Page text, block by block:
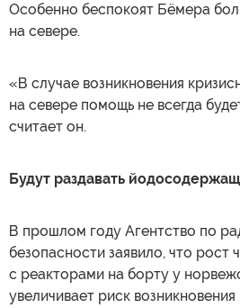
Особенно беспокоят Бёмера
на севере.
«В случае возникновения
на севере помощь не всегда
считает он.
Будут раздавать
В прошлом году Агентство по
безопасности заявило, что рост
с реакторами на борту у
увеличивает риск